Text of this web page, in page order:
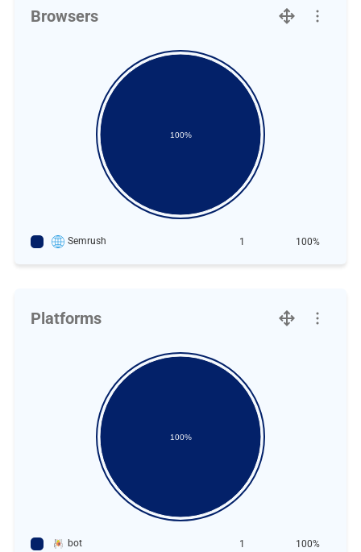
Browsers
100%
Semrush 1 100%
Platforms
100%
bot 1 100%